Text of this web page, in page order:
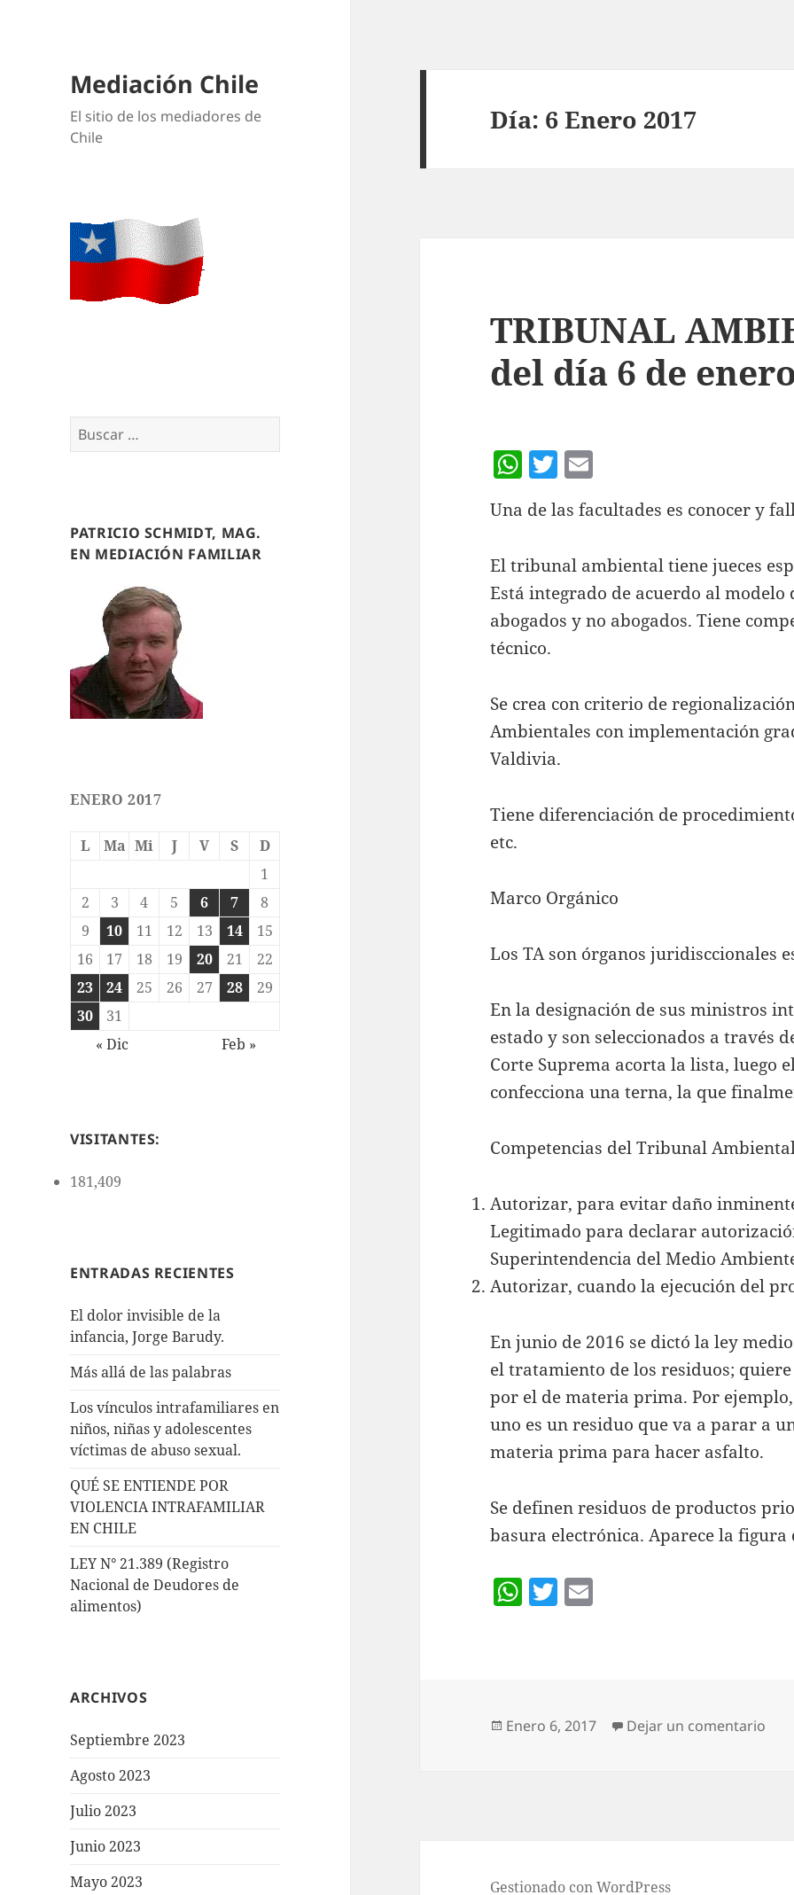
Mediación Chile
El sitio de los mediadores de
Chile
Buscar
por:
PATRICIO SCHMIDT, MAG.
EN MEDIACIÓN FAMILIAR
ENERO 2017
L Ma Mi J V S
D
1
2
3 4 5 6 7
8
9
10 11 12 13 14
15
16
17 18 19 20 21
22
23
24 25 26 27 28
29
30
31
« Dic
Feb »
VISITANTES:
181,409
ENTRADAS RECIENTES
El dolor invisible de la
infancia, Jorge Barudy.
Más allá de las palabras
Los vínculos intrafamiliares en
niños, niñas y adolescentes
víctimas de abuso sexual.
QUÉ SE ENTIENDE POR
VIOLENCIA INTRAFAMILIAR
EN CHILE
LEY N° 21.389 (Registro
Nacional de Deudores de
alimentos)
ARCHIVOS
Septiembre 2023
Agosto 2023
Julio 2023
Junio 2023
Mayo 2023
Día: 6 Enero 2017
TRIBUNAL
del día 6 de
W
h
at
s
A
p
p
T
w
itt
er
m
ai
Una de las facultades es conocer y
El tribunal ambiental tiene jueces
Está integrado de acuerdo al
abogados y no abogados. Tiene
técnico.
Se crea con criterio de
Ambientales con implementación
Valdivia.
Tiene diferenciación de
etc.
Marco Orgánico
Los TA son órganos juridisccionales
En la designación de sus ministros
estado y son seleccionados a través
Corte Suprema acorta la lista, luego
confecciona una terna, la que
Competencias del Tribunal
Autorizar, para evitar daño
Legitimado para declarar
Superintendencia del Medio
Autorizar, cuando la ejecución del
En junio de 2016 se dictó la ley
el tratamiento de los residuos;
por el de materia prima. Por
uno es un residuo que va a parar a
materia prima para hacer asfalto.
Se definen residuos de productos
basura electrónica. Aparece la figura
W
p
T
Publicado
Enero 6, 2017 Dejar un comentario
Gestionado con WordPress